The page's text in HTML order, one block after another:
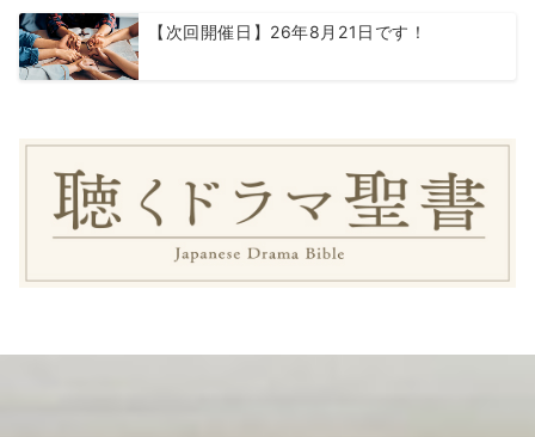
【次回開催日】26年8月21日です！